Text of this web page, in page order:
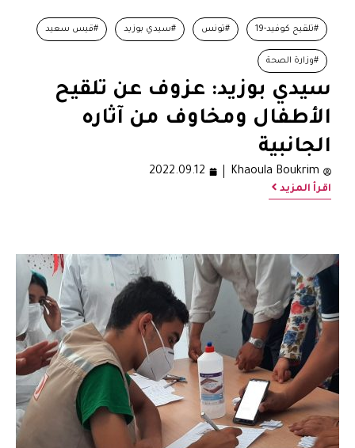
#تلقيح كوفيد-19 #تونس #سيدي بوزيد #قيس سعيد
#وزارة الصحة
سيدي بوزيد: عزوف عن تلقيح
الأطفال ومخاوف من آثاره
الجانبية
Khaoula Boukrim
2022.09.12
اقرأ المزيد